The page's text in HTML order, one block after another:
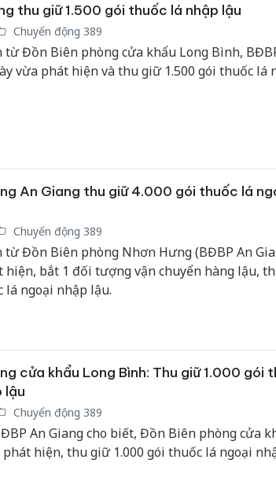
thu giữ 1.500 gói thuốc lá nhập lậu
Chuyển động 389
từ Đồn Biên phòng cửa khẩu Long Bình,
vừa phát hiện và thu giữ 1.500 gói thuốc lá
An Giang thu giữ 4.000 gói thuốc lá
Chuyển động 389
Đồn Biên phòng Nhơn Hưng (BĐBP An
hiện, bắt 1 đối tượng vận chuyển hàng lậu,
lá ngoại nhập lậu.
cửa khẩu Long Bình: Thu giữ 1.000 gói
lậu
Chuyển động 389
An Giang cho biết, Đồn Biên phòng cửa
hiện, thu giữ 1.000 gói thuốc lá ngoại